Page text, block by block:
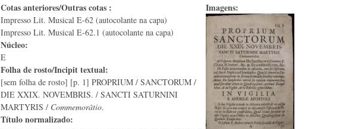
Cotas anteriores/Outras cotas :
Impresso Lit. Musical E-62 (autocolante na capa)
Impresso Lit. Musical E-62.1 (autocolante na capa)
Núcleo:
E
Folha de rosto/Incipit textual:
[sem folha de rosto] [p. 1] PROPRIUM / SANCTORUM /
DIE XXIX. NOVEMBRIS. / SANCTI SATURNINI
MARTYRIS / Commemorâtio.
Título normalizado:
Imagens: